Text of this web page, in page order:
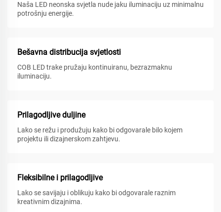
Naša LED neonska svjetla nude jaku iluminaciju uz minimalnu
potrošnju energije.
Bešavna distribucija svjetlosti
COB LED trake pružaju kontinuiranu, bezrazmaknu
iluminaciju.
Prilagodljive duljine
Lako se režu i produžuju kako bi odgovarale bilo kojem
projektu ili dizajnerskom zahtjevu.
Fleksibilne i prilagodljive
Lako se savijaju i oblikuju kako bi odgovarale raznim
kreativnim dizajnima.